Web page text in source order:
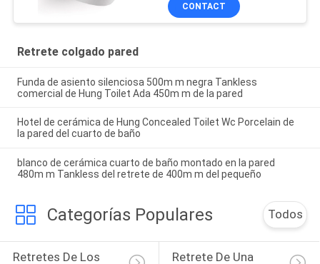
CONTACT
Retrete colgado pared
Funda de asiento silenciosa 500m m negra Tankless
comercial de Hung Toilet Ada 450m m de la pared
Hotel de cerámica de Hung Concealed Toilet Wc Porcelain de
la pared del cuarto de baño
blanco de cerámica cuarto de baño montado en la pared
480m m Tankless del retrete de 400m m del pequeño
Categorías Populares Todos
Retretes De Los
Retrete De Una